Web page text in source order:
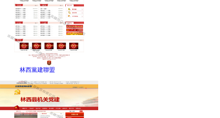
林西黨建聯盟